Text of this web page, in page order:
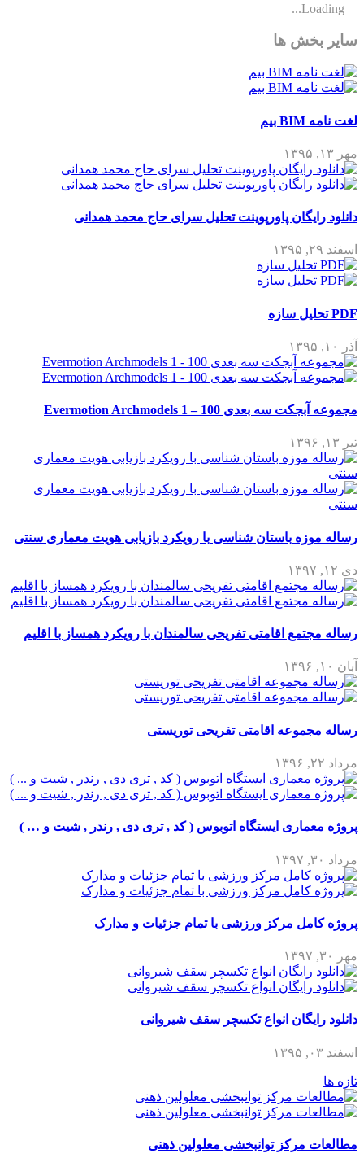
Loading...
سایر بخش ها
لغت نامه BIM بیم
مهر ۱۳, ۱۳۹۵
دانلود رایگان پاورپوینت تحلیل سرای حاج محمد همدانی
اسفند ۲۹, ۱۳۹۵
PDF تحلیل سازه
آذر ۱۰, ۱۳۹۵
مجموعه آبجکت سه بعدی Evermotion Archmodels 1 – 100
تیر ۱۳, ۱۳۹۶
رساله موزه باستان شناسی با رویکرد بازیابی هویت معماری سنتی
دی ۱۲, ۱۳۹۷
رساله مجتمع اقامتی تفریحی سالمندان با رویکرد همساز با اقلیم
آبان ۱۰, ۱۳۹۶
رساله مجموعه اقامتی تفریحی توریستی
مرداد ۲۲, ۱۳۹۶
پروژه معماری ایستگاه اتوبوس ( کد , تری دی , رندر , شیت و … )
مرداد ۳۰, ۱۳۹۷
پروژه کامل مرکز ورزشی با تمام جزئیات و مدارک
مهر ۳۰, ۱۳۹۷
دانلود رایگان انواع تکسچر سقف شیروانی
اسفند ۰۳, ۱۳۹۵
تازه ها
مطالعات مرکز توانبخشی معلولین ذهنی